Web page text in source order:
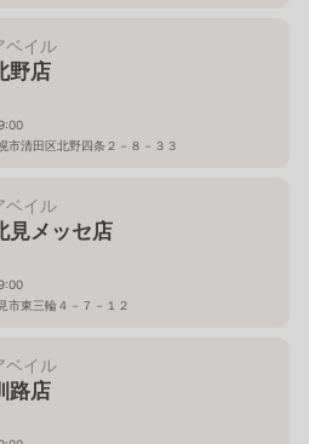
ベイル
野店
市清田区北野四条２－８－３３
ベイル
見メッセ店
市東三輪４－７－１２
ベイル
路店